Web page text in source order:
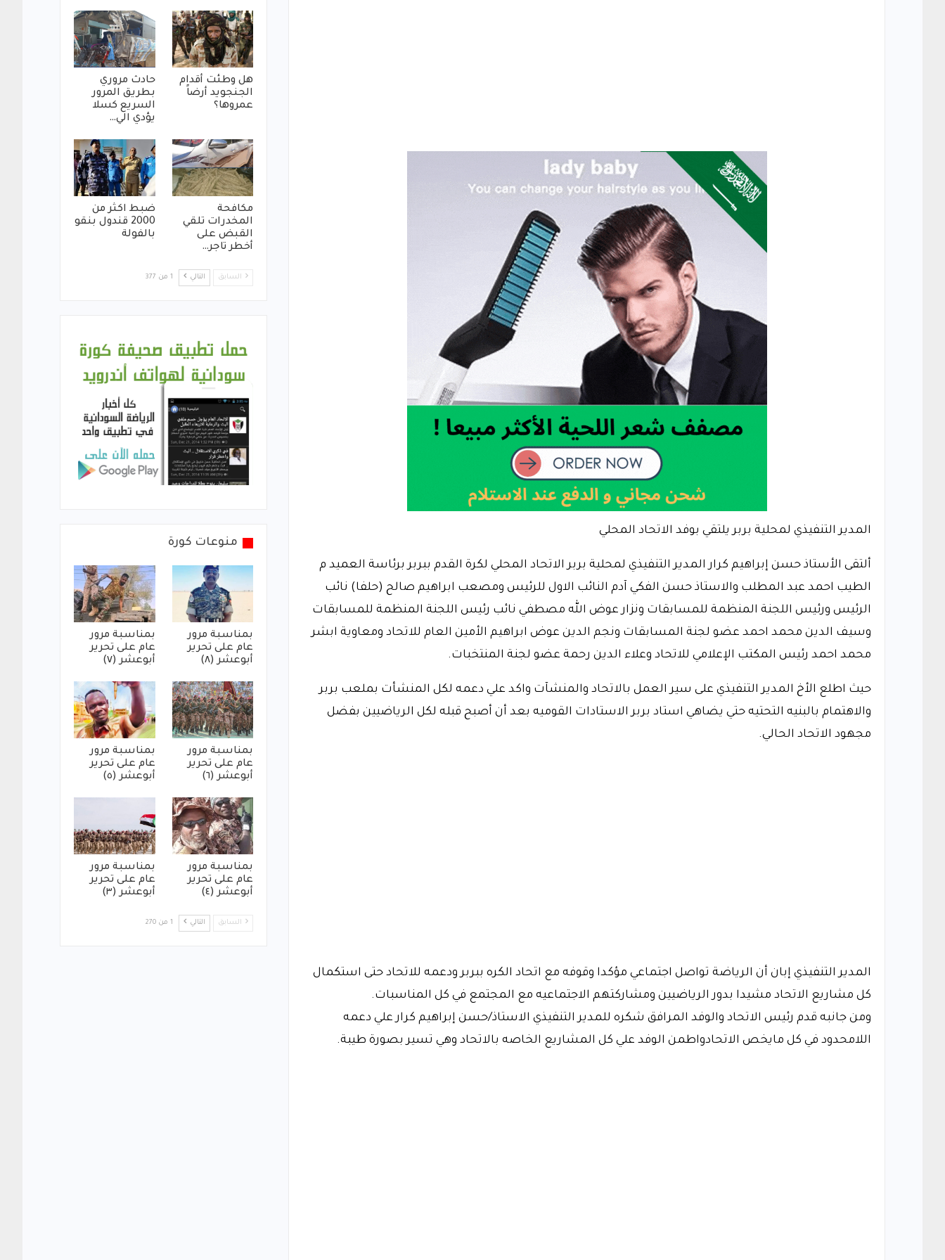
المدير التنفيذي لمحلية بربر يلتقي بوفد الاتحاد المحلي
ألتقى الأستاذ حسن إبراهيم كرار المدير التنفيذي لمحلية بربر الاتحاد المحلي لكرة القدم ببربر برئاسة العميد م
الطيب احمد عبد المطلب والاستاذ حسن الفكي آدم النائب الاول للرئيس ومصعب ابراهيم صالح (حلفا) نائب
الرئيس ورئيس اللجنة المنظمة للمسابقات ونزار عوض الله مصطفي نائب رئيس اللجنة المنظمة للمسابقات
وسيف الدين محمد احمد عضو لجنة المسابقات ونجم الدين عوض ابراهيم الأمين العام للاتحاد ومعاوية ابشر
محمد احمد رئيس المكتب الإعلامي للاتحاد وعلاء الدين رحمة عضو لجنة المنتخبات.
حيث اطلع الأخ المدير التنفيذي على سير العمل بالاتحاد والمنشآت واكد علي دعمه لكل المنشأت بملعب بربر
والاهتمام بالبنيه التحتيه حتي يضاهي استاد بربر الاستادات القوميه بعد أن أصبح قبله لكل الرياضيين بفضل
مجهود الاتحاد الحالي.
المدير التنفيذي إبان أن الرياضة تواصل اجتماعي مؤكدا وقوفه مع اتحاد الكره ببربر ودعمه للاتحاد حتى استكمال
كل مشاريع الاتحاد مشيدا بدور الرياضيين ومشاركتهم الاجتماعيه مع المجتمع في كل المناسبات.
ومن جانبه قدم رئيس الاتحاد والوفد المرافق شكره للمدير التنفيذي الاستاذ/حسن إبراهيم كرار علي دعمه
اللامحدود في كل مايخص الاتحادواطمن الوفد علي كل المشاريع الخاصه بالاتحاد وهي تسير بصورة طيبة.
هل وطئت أقدام
الجنجويد أرضاً
عمروها؟
حادث مروري
بطريق المرور
السريع كسلا
يؤدي الي…
مكافحة
المخدرات تلقي
القبض على
أخطر تاجر…
ضبط اكثر من
2000 قندول بنقو
بالفولة
السابق التالي 1 من 377
منوعات كورة
بمناسبة مرور
عام على تحرير
أبوعشر (٨)
بمناسبة مرور
عام على تحرير
أبوعشر (٧)
بمناسبة مرور
عام على تحرير
أبوعشر (٦)
بمناسبة مرور
عام على تحرير
أبوعشر (٥)
بمناسبة مرور
عام على تحرير
أبوعشر (٤)
بمناسبة مرور
عام على تحرير
أبوعشر (٣)
السابق التالي 1 من 270